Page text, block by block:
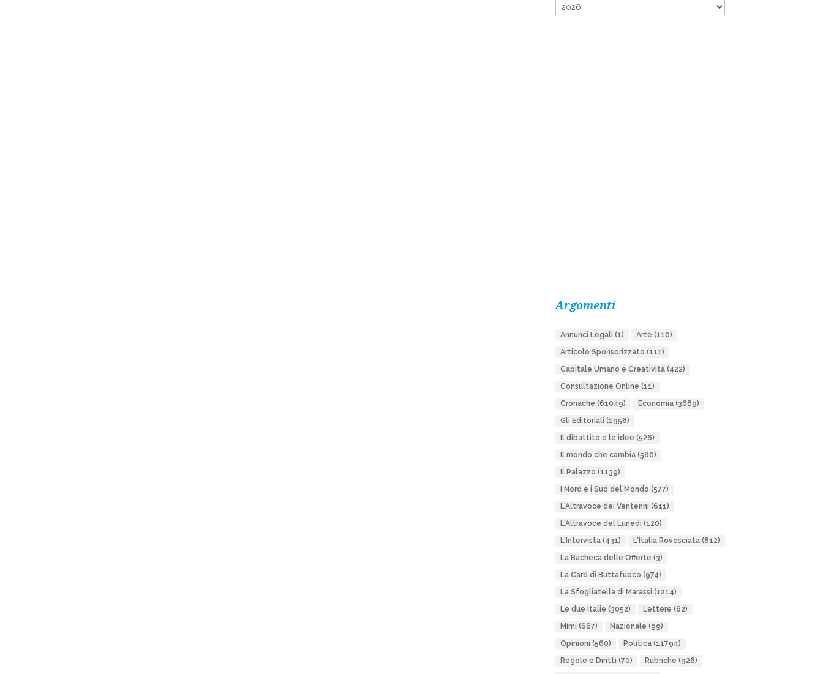
Argomenti
Annunci Legali (1) Arte (110)
Articolo Sponsorizzato (111)
Capitale Umano e Creatività(422)
Consultazione Online (11)
Cronache (61049) Economia(3689)
Gli Editoriali (1956)
Il dibattito e le idee (526)
Il mondo che cambia(580)
Il Palazzo (1139)
I Nord e i Sud del Mondo (577)
L'Altravoce dei Ventenni (611)
L'Altravoce del Lunedì (120)
L'Intervista(431) L'Italia Rovesciata(812)
La Bacheca delle Offerte (3)
La Card di Buttafuoco (974)
La Sfogliatella di Marassi (1214)
Le due Italie (3052) Lettere (62)
Mimì (667) Nazionale (99)
Opinioni (560) Politica(11794)
Regole e Diritti (70) Rubriche (926)